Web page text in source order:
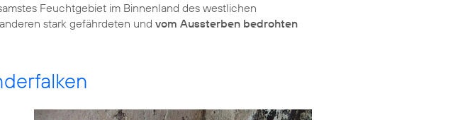
Feuchtgebiet im Binnenland des westlichen
stark gefährdeten und vom Aussterben bedrohten